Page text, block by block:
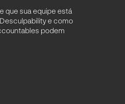
que sua equipe está
e como
podem